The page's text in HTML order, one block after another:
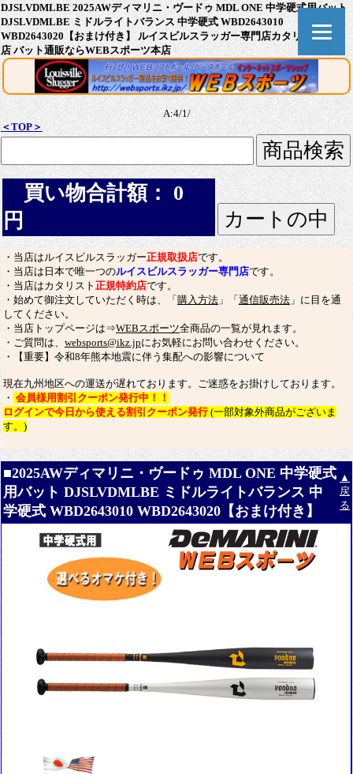
DJSLVDMLBE 2025AWディマリニ・ヴードゥ MDL ONE 中学硬式用バット
DJSLVDMLBE ミドルライトバランス 中学硬式 WBD2643010
WBD2643020【おまけ付き】 ルイスビルスラッガー専門店カタリスト特約
店 バット通販ならWEBスポーツ本店
A:4/1/
＜TOP＞
買い物合計額： 0
円
・当店はルイスビルスラッガー正規取扱店です。
・当店は日本で唯一つのルイスビルスラッガー専門店です。
・当店はカタリスト 正規特約店です。
・始めて御注文していただく時は、「購入方法 」「通信販売法 」に目を通
してください。
・当店トップページは⇒WEBスポーツ全商品の一覧が見れます。
・ご質問は、 websports@ikz.jpにお気軽にお問い合わせください。
・【重要】令和8年熊本地震に伴う集配への影響について
現在九州地区への運送が遅れております。ご迷惑をお掛けしております。
・ 会員様用割引クーポン発行中！！
ログインで今日から使える割引クーポン発行(一部対象外商品がございま
す。)
■2025AWディマリニ・ヴードゥ MDL ONE 中学硬式
用バット DJSLVDMLBE ミドルライトバランス 中
学硬式 WBD2643010 WBD2643020【おまけ付き】
▲
戻
る